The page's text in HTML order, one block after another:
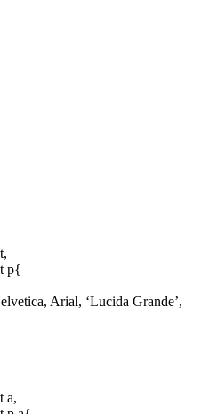
p{
Arial, ‘Lucida Grande’,
a,